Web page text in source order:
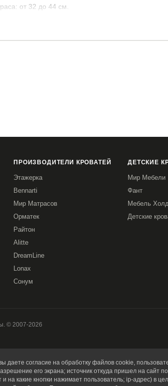
от 32 до 44 см.
ПРОИЗВОДИТЕЛИ КРОВАТЕЙ
Этажерка
Bennarti
Мир Матрасов
Орматек
Райтон
Alitte
DreamLine
Lonax
Сонум
ДЕТСКИЕ
Мир Мебели
Фант
Мебель
Детские
© 2007-2026
даете согласие на обработку файлов cookie,
его экрана; источник откуда пришел на сайт
на какие кнопки нажимает пользователь; ip-адрес) в